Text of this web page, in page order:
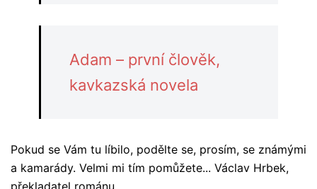
Adam – první člověk,
kavkazská novela
Pokud se Vám tu líbilo, podělte se, prosím, se známými
a kamarády. Velmi mi tím pomůžete... Václav Hrbek,
překladatel románu